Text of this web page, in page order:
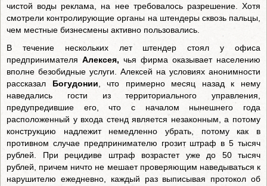
чистой воды реклама, на нее требовалось разрешение. Хотя
смотрели контролирующие органы на штендеры сквозь пальцы,
чем местные бизнесмены активно пользовались.
В течение нескольких лет штендер стоял у офиса
предпринимателя Алексея, чья фирма оказывает населению
вполне безобидные услуги. Алексей на условиях анонимности
рассказал Богудонии , что примерно месяц назад к нему
наведались гости из территориального управления,
предупредившие его, что с началом нынешнего года
расположенный у входа стенд является незаконным, а потому
конструкцию надлежит немедленно убрать, потому как в
противном случае предпринимателю грозит штраф в 5 тысяч
рублей. При рецидиве штраф возрастет уже до 50 тысяч
рублей, причем ничто не мешает проверяющим наведываться к
нарушителю ежедневно, каждый раз выписывая протокол об